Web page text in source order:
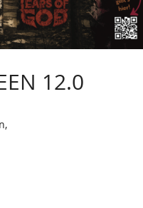
12.0